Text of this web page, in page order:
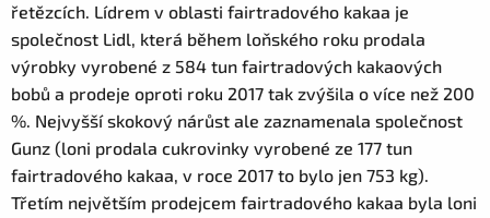
řetězcích. Lídrem v oblasti fairtradového kakaa je
společnost Lidl, která během loňského roku prodala
výrobky vyrobené z 584 tun fairtradových kakaových
bobů a prodeje oproti roku 2017 tak zvýšila o více než 200
%. Nejvyšší skokový nárůst ale zaznamenala společnost
Gunz (loni prodala cukrovinky vyrobené ze 177 tun
fairtradového kakaa, v roce 2017 to bylo jen 753 kg).
Třetím největším prodejcem fairtradového kakaa byla loni